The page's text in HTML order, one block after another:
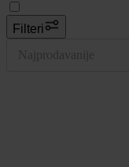
Filteri
Najprodavanije